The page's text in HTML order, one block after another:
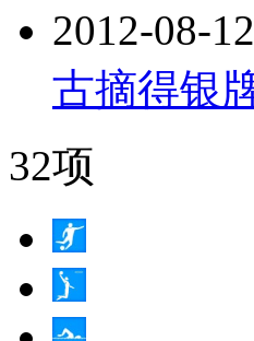
2012-08-
古摘得银
32项